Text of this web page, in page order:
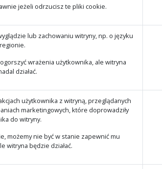
jeżeli odrzucisz te pliki cookie.
lub zachowaniu witryny, np. o języku
wrażenia użytkownika, ale witryna
działać.
użytkownika z witryną, przeglądanych
marketingowych, które doprowadziły
do witryny.
możemy nie być w stanie zapewnić mu
witryna będzie działać.